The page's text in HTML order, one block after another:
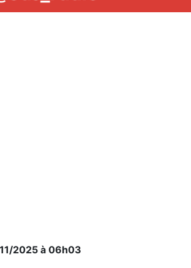
2025 à 06h03